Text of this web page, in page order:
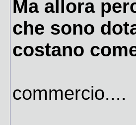
Ma allora
che sono
costano
commercio....